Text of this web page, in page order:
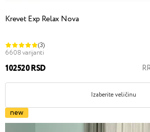
Krevet Exp Relax Nova
(3)
6608 varijanti
102520 RSD
Izaberite veličinu
new